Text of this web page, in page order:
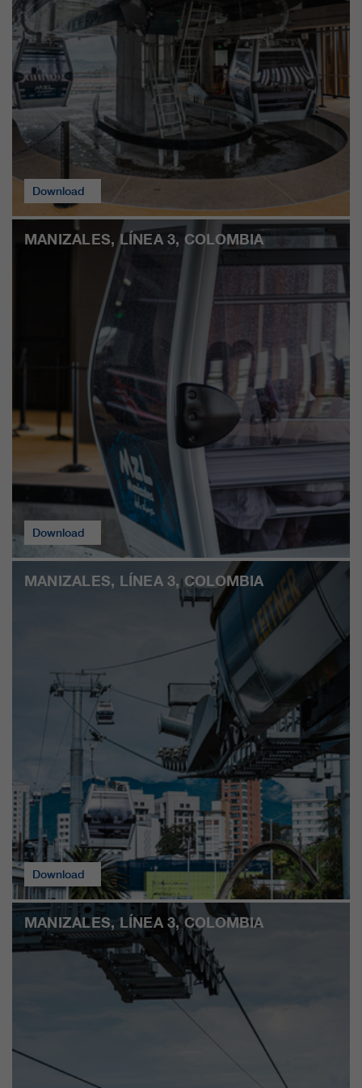
Download
MANIZALES, LÍNEA 3, COLOMBIA
Download
MANIZALES, LÍNEA 3, COLOMBIA
Download
MANIZALES, LÍNEA 3, COLOMBIA
clientes/ socios.